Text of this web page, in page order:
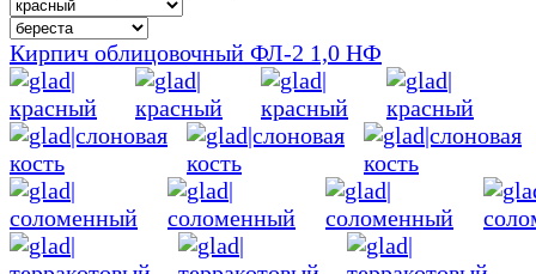
Кирпич облицовочный ФЛ-2 1,0 НФ